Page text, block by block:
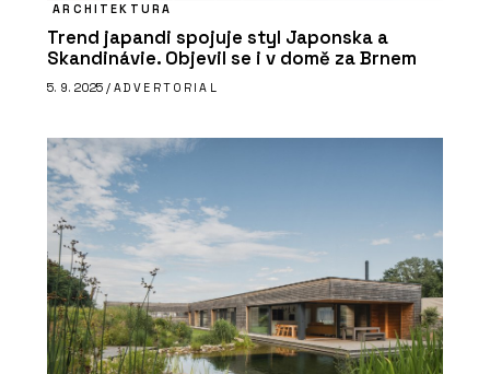
ARCHITEKTURA
Trend japandi spojuje styl Japonska a
Skandinávie. Objevil se i v domě za Brnem
5. 9. 2025 / ADVERTORIAL